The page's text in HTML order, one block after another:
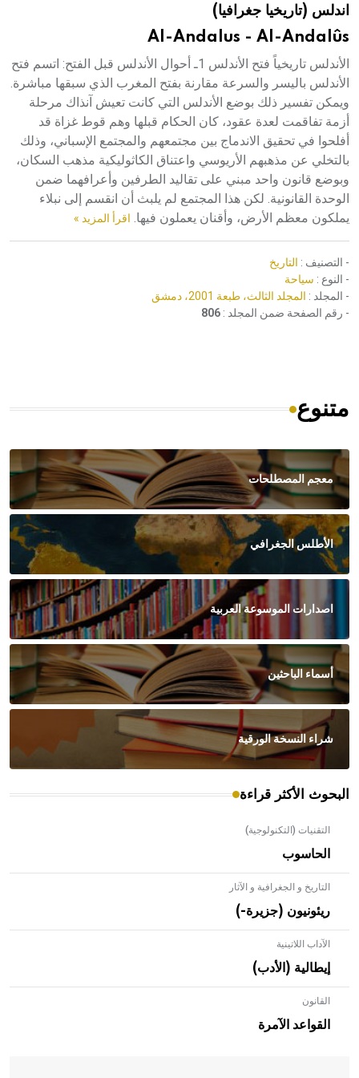
هيئة الموسوعة العربية تطلق موسوعات جديدة في عام 2026
اندلس (تاريخيا جغرافيا)
Al-Andalus - Al-Andalûs
الأندلس تاريخياً فتح الأندلس 1ـ أحوال الأندلس قبل الفتح: اتسم فتح
الأندلس باليسر والسرعة مقارنة بفتح المغرب الذي سبقها مباشرة.
ويمكن تفسير ذلك بوضع الأندلس التي كانت تعيش آنذاك مرحلة
أزمة تفاقمت لعدة عقود، كان الحكام قبلها وهم قوط غزاة قد
أفلحوا في تحقيق الاندماج بين مجتمعهم والمجتمع الإسباني، وذلك
بالتخلي عن مذهبهم الأريوسي واعتناق الكاثوليكية مذهب السكان،
وبوضع قانون واحد مبني على تقاليد الطرفين وأعرافهما ضمن
الوحدة القانونية. لكن هذا المجتمع لم يلبث أن انقسم إلى نبلاء
يملكون معظم الأرض، وأقنان يعملون فيها. اقرأ المزيد »
- التصنيف : التاريخ
- النوع : سياحة
- المجلد : المجلد الثالث، طبعة 2001، دمشق
- رقم الصفحة ضمن المجلد : 806
متنوع
معجم المصطلحات
الأطلس الجغرافي
اصدارات الموسوعة العربية
أسماء الباحثين
شراء النسخة الورقية
البحوث الأكثر قراءة
التقنيات (التكنولوجية)
الحاسوب
التاريخ و الجغرافية و الآثار
ريئونيون (جزيرة-)
الآداب اللاتينية
إيطالية (الأدب)
القانون
القواعد الآمرة
- هل تعلم أن الأبلق نوع من الفنون الهندسية التي ارتبطت
بالعمارة الإسلامية في بلاد الشام ومصر خاصة، حيث يحرص
المعمار على بناء مداميكه وخاصة في الواجهات